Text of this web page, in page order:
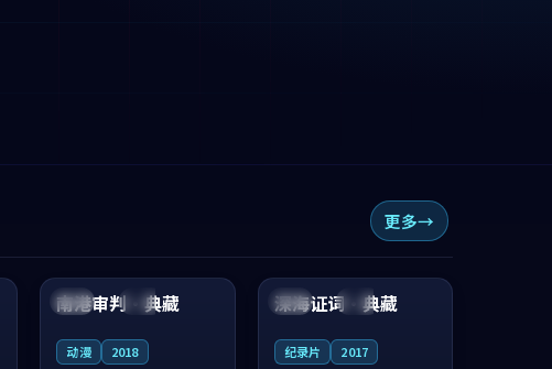
更多
法国 院线
99:31
南港审判·典藏
动漫 2018
韩国 独播
96:31
深海证词·典藏
纪录片 2017